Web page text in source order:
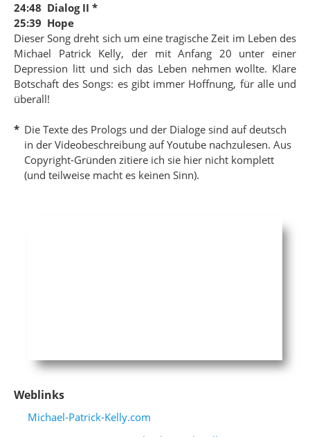
24:48 Dialog II *
25:39 Hope
Dieser Song dreht sich um eine tragische Zeit im Leben des
Michael Patrick Kelly, der mit Anfang 20 unter einer
Depression litt und sich das Leben nehmen wollte. Klare
Botschaft des Songs: es gibt immer Hoffnung, für alle und
überall!
* Die Texte des Prologs und der Dialoge sind auf deutsch
in der Videobeschreibung auf Youtube nachzulesen. Aus
Copyright-Gründen zitiere ich sie hier nicht komplett
(und teilweise macht es keinen Sinn).
Weblinks
Michael-Patrick-Kelly.com